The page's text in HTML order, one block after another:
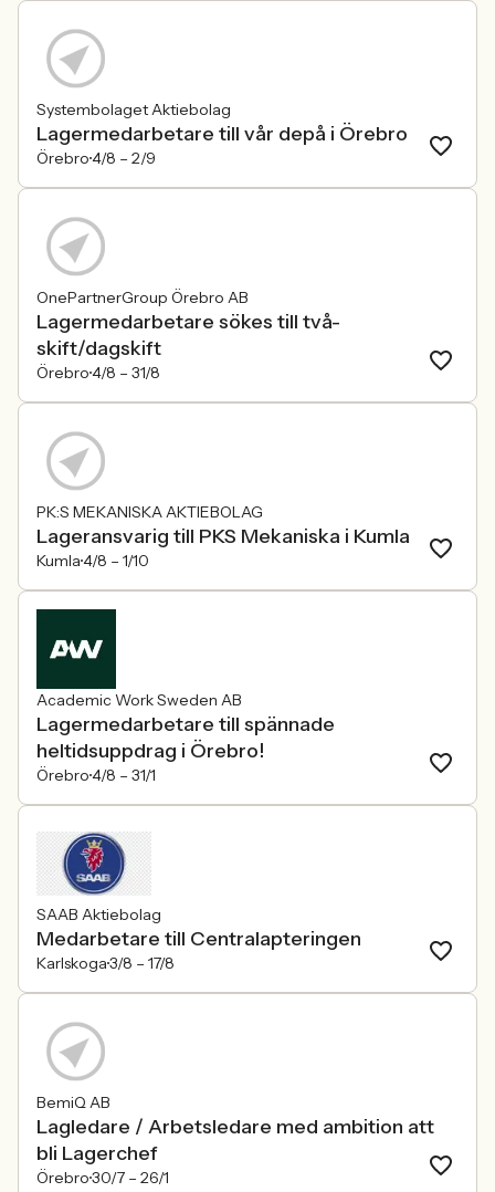
Systembolaget Aktiebolag
Lagermedarbetare till vår depå i Örebro
Örebro4/8 – 2/9
OnePartnerGroup Örebro AB
Lagermedarbetare sökes till två-
skift/dagskift
Örebro4/8 – 31/8
PK:S MEKANISKA AKTIEBOLAG
Lageransvarig till PKS Mekaniska i Kumla
Kumla4/8 – 1/10
Academic Work Sweden AB
Lagermedarbetare till spännade
heltidsuppdrag i Örebro!
Örebro4/8 – 31/1
SAAB Aktiebolag
Medarbetare till Centralapteringen
Karlskoga3/8 – 17/8
BemiQ AB
Lagledare / Arbetsledare med ambition att
bli Lagerchef
Örebro30/7 – 26/1